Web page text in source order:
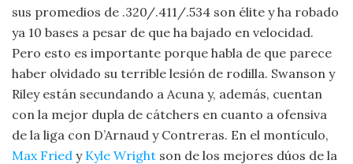
sus promedios de .320/.411/.534 son élite y ha robado
ya 10 bases a pesar de que ha bajado en velocidad.
Pero esto es importante porque habla de que parece
haber olvidado su terrible lesión de rodilla. Swanson y
Riley están secundando a Acuna y, además, cuentan
con la mejor dupla de cátchers en cuanto a ofensiva
de la liga con D’Arnaud y Contreras. En el montículo,
Max Fried y Kyle Wright son de los mejores dúos de la